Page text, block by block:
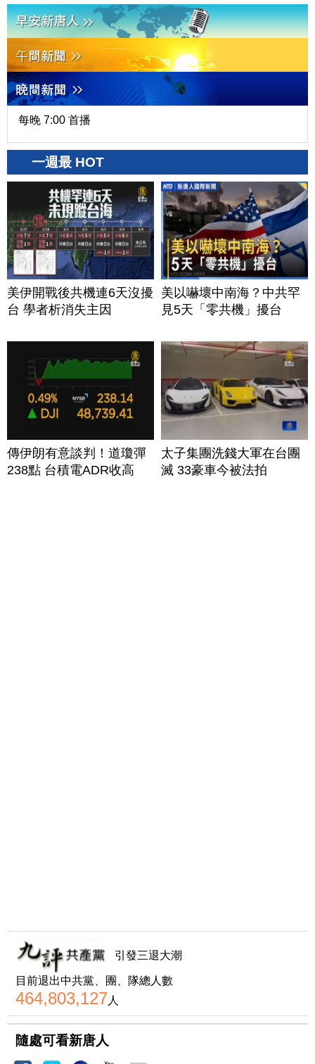
每晚 7:00 首播
一週最 HOT
美伊開戰後共機連6天沒擾
台 學者析消失主因
美以嚇壞中南海？中共罕
見5天「零共機」擾台
傳伊朗有意談判！道瓊彈
238點 台積電ADR收高
太子集團洗錢大軍在台團
滅 33豪車今被法拍
引發三退大潮
目前退出中共黨、團、隊總人數
464,803,127人
隨處可看新唐人